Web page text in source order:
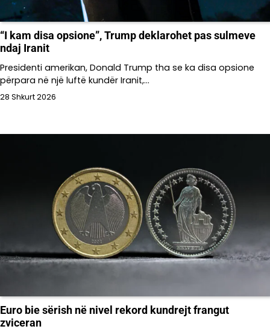
“I kam disa opsione”, Trump deklarohet pas sulmeve
ndaj Iranit
Presidenti amerikan, Donald Trump tha se ka disa opsione
përpara në një luftë kundër Iranit,…
28 Shkurt 2026
Euro bie sërish në nivel rekord kundrejt frangut
zviceran